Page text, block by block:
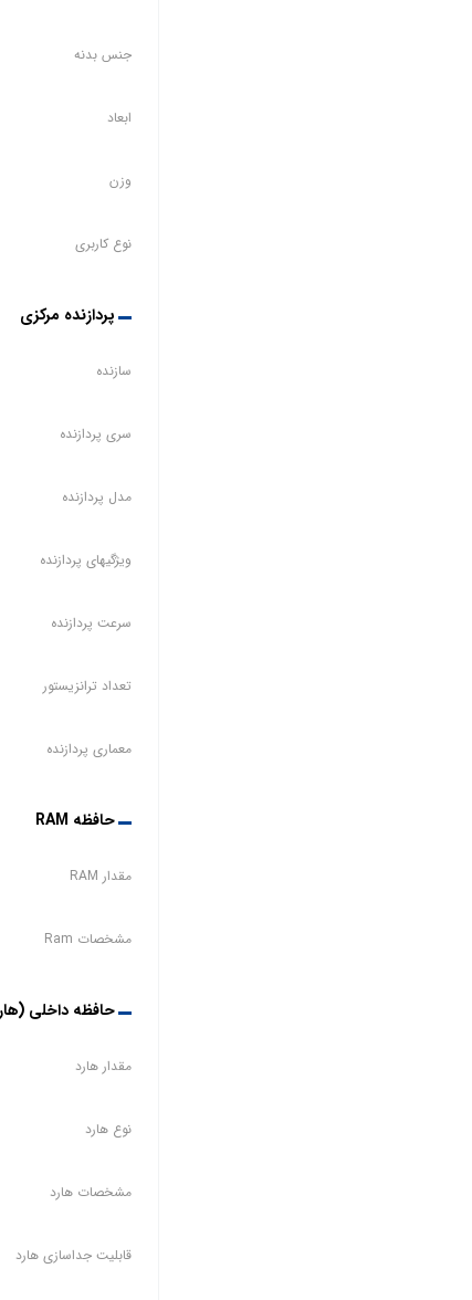
جنس بدنه
ابعاد
وزن
نوع کاربری
پردازنده مرکزی
سازنده
سری پردازنده
مدل پردازنده
ویژگیهای پردازنده
سرعت پردازنده
تعداد ترانزیستور
معماری پردازنده
حافظه RAM
مقدار RAM
مشخصات Ram
حافظه داخلی
مقدار هارد
نوع هارد
مشخصات هارد
قابلیت جداسازی هارد